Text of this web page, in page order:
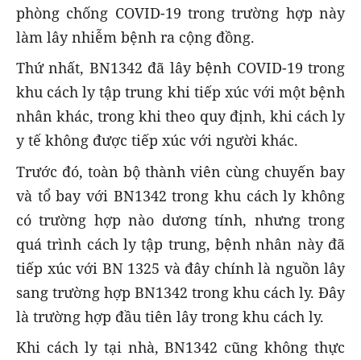
phòng chống COVID-19 trong trường hợp này
làm lây nhiễm bệnh ra cộng đồng.
Thứ nhất, BN1342 đã lây bệnh COVID-19 trong
khu cách ly tập trung khi tiếp xúc với một bệnh
nhân khác, trong khi theo quy định, khi cách ly
y tế không được tiếp xúc với người khác.
Trước đó, toàn bộ thành viên cùng chuyến bay
và tổ bay với BN1342 trong khu cách ly không
có trường hợp nào dương tính, nhưng trong
quá trình cách ly tập trung, bệnh nhân này đã
tiếp xúc với BN 1325 và đây chính là nguồn lây
sang trường hợp BN1342 trong khu cách ly. Đây
là trường hợp đầu tiên lây trong khu cách ly.
Khi cách ly tại nhà, BN1342 cũng không thực